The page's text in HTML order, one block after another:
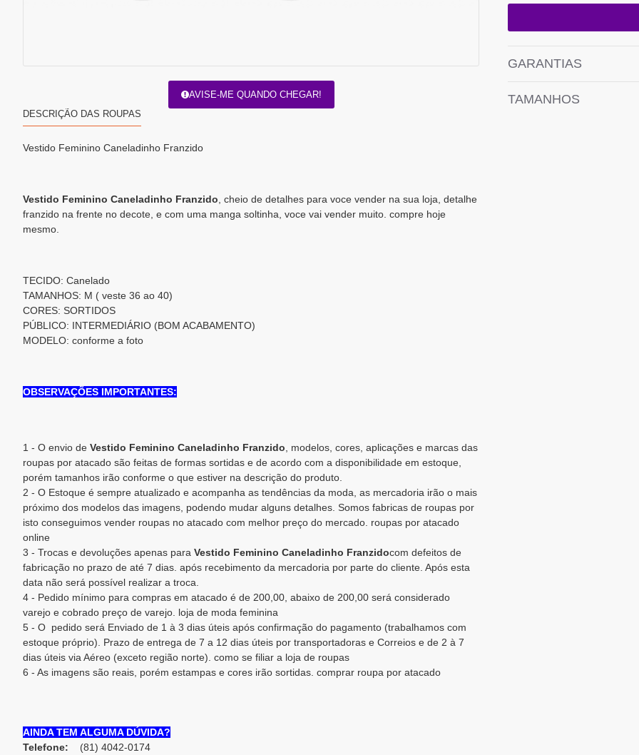
AVISE-ME QUANDO CHEGAR!
DESCRIÇÃO DAS ROUPAS
Vestido Feminino Caneladinho Franzido
Vestido Feminino Caneladinho Franzido , cheio de detalhes para voce vender na sua loja, detalhe
franzido na frente no decote, e com uma manga soltinha, voce vai vender muito. compre hoje
mesmo.
TECIDO: Canelado
TAMANHOS: M ( veste 36 ao 40)
CORES: SORTIDOS
PÚBLICO: INTERMEDIÁRIO (BOM ACABAMENTO)
MODELO: conforme a foto
OBSERVAÇÕES IMPORTANTES:
1 - O envio de Vestido Feminino Caneladinho Franzido , modelos, cores, aplicações e marcas das
roupas por atacado são feitas de formas sortidas e de acordo com a disponibilidade em estoque,
porém tamanhos irão conforme o que estiver na descrição do produto.
2 - O Estoque é sempre atualizado e acompanha as tendências da moda, as mercadoria irão o mais
próximo dos modelos das imagens, podendo mudar alguns detalhes. Somos fabricas de roupas por
isto conseguimos vender roupas no atacado com melhor preço do mercado. roupas por atacado
online
3 - Trocas e devoluções apenas para Vestido Feminino Caneladinho Franzidocom defeitos de
fabricação no prazo de até 7 dias. após recebimento da mercadoria por parte do cliente. Após esta
data não será possível realizar a troca.
4 - Pedido mínimo para compras em atacado é de 200,00, abaixo de 200,00 será considerado
varejo e cobrado preço de varejo. loja de moda feminina
5 - O pedido será Enviado de 1 à 3 dias úteis após confirmação do pagamento (trabalhamos com
estoque próprio). Prazo de entrega de 7 a 12 dias úteis por transportadoras e Correios e de 2 à 7
dias úteis via Aéreo (exceto região norte). como se filiar a loja de roupas
6 - As imagens são reais, porém estampas e cores irão sortidas. comprar roupa por atacado
AINDA TEM ALGUMA DÚVIDA?
Telefone: (81) 4042-0174
GARANTIAS
TAMANHOS